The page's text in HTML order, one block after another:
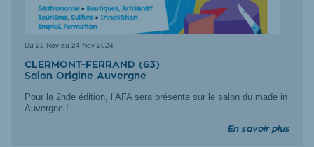
Du 22 Nov au 24 Nov 2024
CLERMONT-FERRAND (63)
Salon Origine Auvergne
Pour la 2nde édition, l’AFA sera présente sur le salon du made in
Auvergne !
En savoir plus